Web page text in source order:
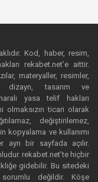
Kod, haber, resim,
rekabet.net’e aittir.
materyaller, resimler,
dizayn, tasarım ve
yasa telif hakları
olmaksızın ticari olarak
değiştirilemez,
kopyalama ve kullanımı
ayrı bir sayfada açılır.
rekabet.net’te hiçbir
gidebilir. Bu sitedeki
sorumlu değildir. Köşe